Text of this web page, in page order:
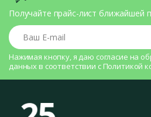
Получайте прайс-лист ближайшей
Ваш E-mail
Нажимая кнопку, я даю согласие на
данных в соответствии с Политикой